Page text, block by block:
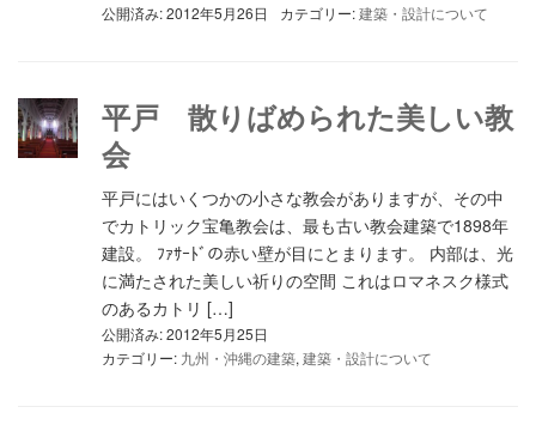
公開済み: 2012年5月26日 カテゴリー:建築・設計について
平戸 散りばめられた美しい教
会
平戸にはいくつかの小さな教会がありますが、その中
でカトリック宝亀教会は、最も古い教会建築で1898年
建設。 ﾌｧｻｰﾄﾞの赤い壁が目にとまります。 内部は、光
に満たされた美しい祈りの空間 これはロマネスク様式
のあるカトリ […]
公開済み: 2012年5月25日
カテゴリー: 九州・沖縄の建築, 建築・設計について